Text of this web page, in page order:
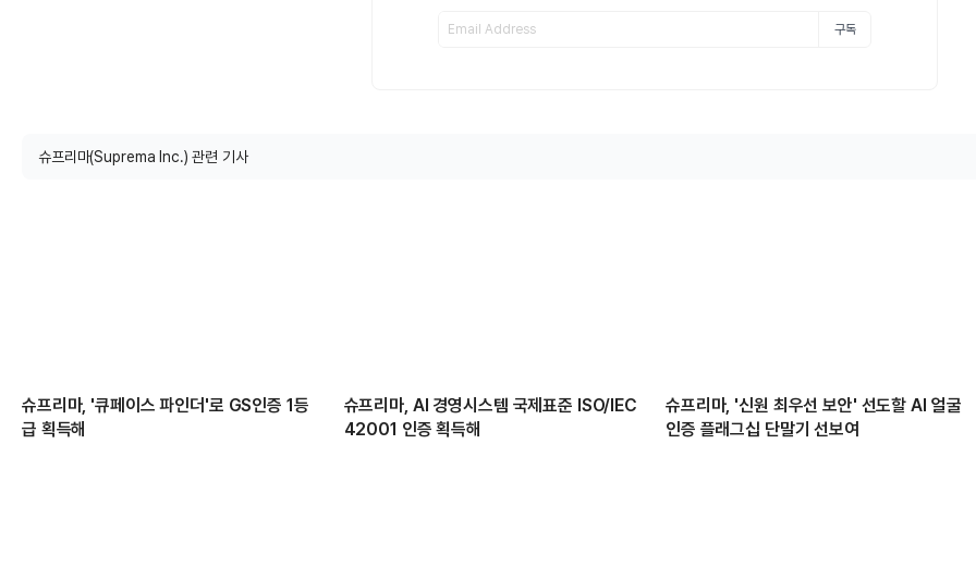
구독
슈프리마(Suprema Inc.) 관련 기사
슈프리마, '큐페이스 파인더'로 GS인증 1등
급 획득해
슈프리마, AI 경영시스템 국제표준 ISO/IEC
42001 인증 획득해
슈프리마, '신원 최우선 보안' 선도할 AI 얼굴
인증 플래그십 단말기 선보여